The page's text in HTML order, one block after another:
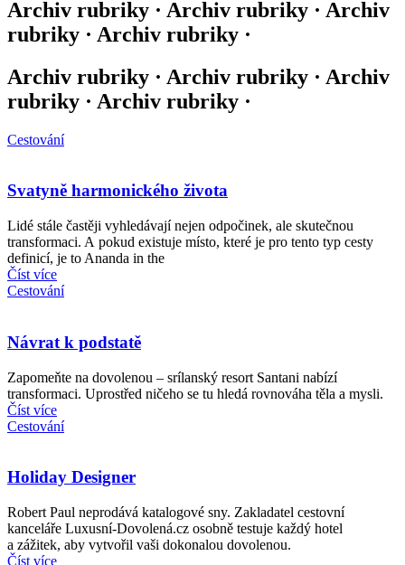
Archiv rubriky · Archiv rubriky · Archiv
rubriky · Archiv rubriky ·
Archiv rubriky · Archiv rubriky · Archiv
rubriky · Archiv rubriky ·
Cestování
Svatyně harmonického života
Lidé stále častěji vyhledávají nejen odpočinek, ale skutečnou
transformaci. A pokud existuje místo, které je pro tento typ cesty
definicí, je to Ananda in the
Číst více
Cestování
Návrat k podstatě
Zapomeňte na dovolenou – srílanský resort Santani nabízí
transformaci. Uprostřed ničeho se tu hledá rovnováha těla a mysli.
Číst více
Cestování
Holiday Designer
Robert Paul neprodává katalogové sny. Zakladatel cestovní
kanceláře Luxusní-Dovolená.cz osobně testuje každý hotel
a zážitek, aby vytvořil vaši dokonalou dovolenou.
Číst více